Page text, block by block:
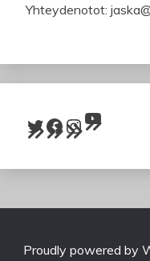
Yhteydenotot:
Twitter Facebook InstagramYouTube
Proudly powered by